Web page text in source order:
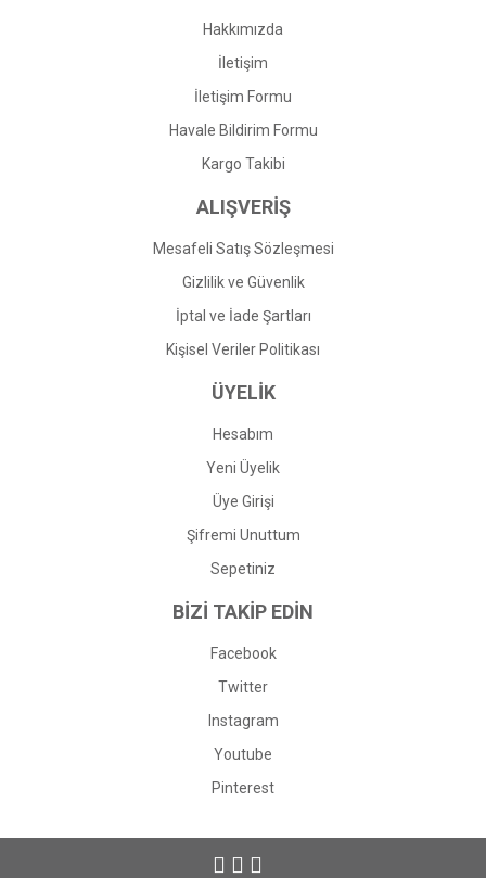
Gönder
Hakkımızda
İletişim
İletişim Formu
Havale Bildirim Formu
Kargo Takibi
ALIŞVERİŞ
Mesafeli Satış Sözleşmesi
Gizlilik ve Güvenlik
İptal ve İade Şartları
Kişisel Veriler Politikası
ÜYELİK
Hesabım
Yeni Üyelik
Üye Girişi
Şifremi Unuttum
Sepetiniz
BİZİ TAKİP EDİN
Facebook
Twitter
Instagram
Youtube
Pinterest